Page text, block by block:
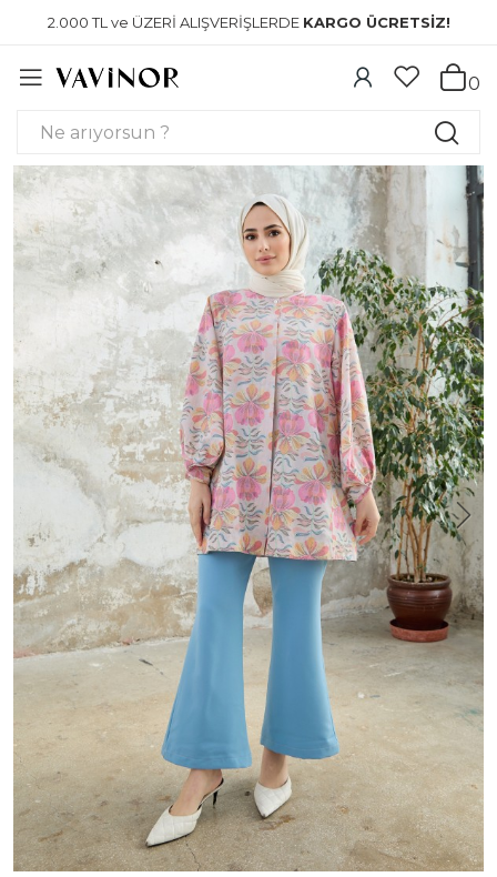
2.000 TL ve ÜZERİ ALIŞVERİŞLERDE KARGO ÜCRETSİZ!
0